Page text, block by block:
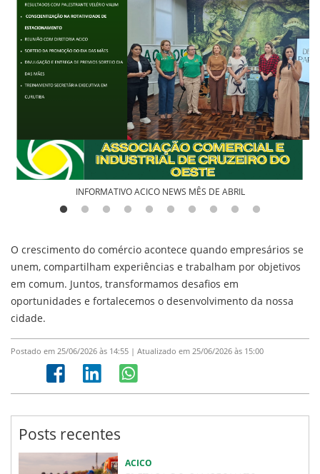
INFORMATIVO ACICO NEWS MÊS DE ABRIL
O crescimento do comércio acontece quando empresários se
unem, compartilham experiências e trabalham por objetivos
em comum. Juntos, transformamos desafios em
oportunidades e fortalecemos o desenvolvimento da nossa
cidade.
Postado em 25/06/2026 às 14:55 | Atualizado em 25/06/2026 às 15:00
Posts recentes
ACICO